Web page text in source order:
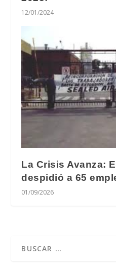
12/01/2024
La Crisis Avanza:
despidió a 65
01/09/2026